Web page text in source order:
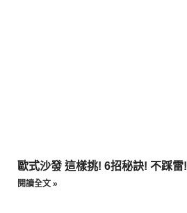
歐式沙發 這樣挑! 6招秘訣! 不踩雷!
閱讀全文 »